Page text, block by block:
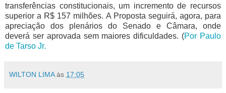
transferências constitucionais, um incremento de recursos
superior a R$ 157 milhões. A Proposta seguirá, agora, para
apreciação dos plenários do Senado e Câmara, onde
deverá ser aprovada sem maiores dificuldades. (Por Paulo
de Tarso Jr.
WILTON LIMA às 17:05